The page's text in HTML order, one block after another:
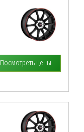
Посмотреть цены